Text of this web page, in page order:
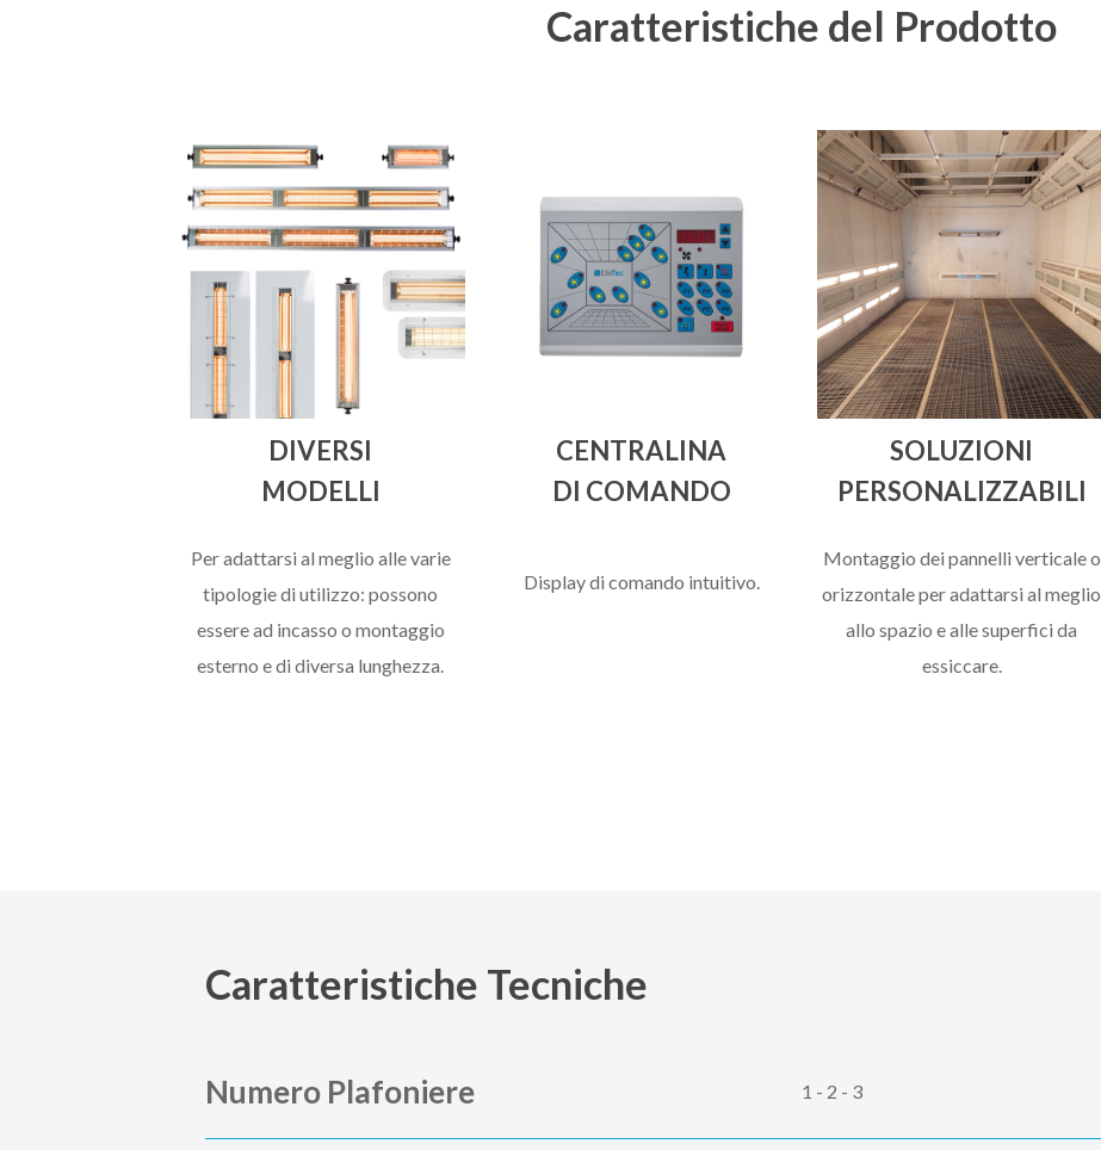
Caratteristiche del Prodotto
DIVERSI
MODELLI
Per adattarsi al meglio alle varie
tipologie di utilizzo: possono
essere ad incasso o montaggio
esterno e di diversa lunghezza.
CENTRALINA
DI COMANDO
Display di comando intuitivo.
SOLUZIONI
PERSONALIZZABILI
Montaggio dei pannelli verticale o
orizzontale per adattarsi al meglio
allo spazio e alle superfici da
essiccare.
Caratteristiche Tecniche
Numero Plafoniere 1 - 2 - 3